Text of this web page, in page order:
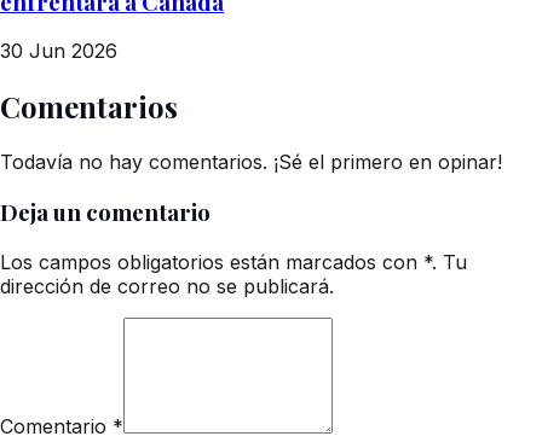
30 Jun 2026
Comentarios
Todavía no hay comentarios. ¡Sé el primero en opinar!
Deja un comentario
Los campos obligatorios están marcados con *. Tu
dirección de correo no se publicará.
Comentario *